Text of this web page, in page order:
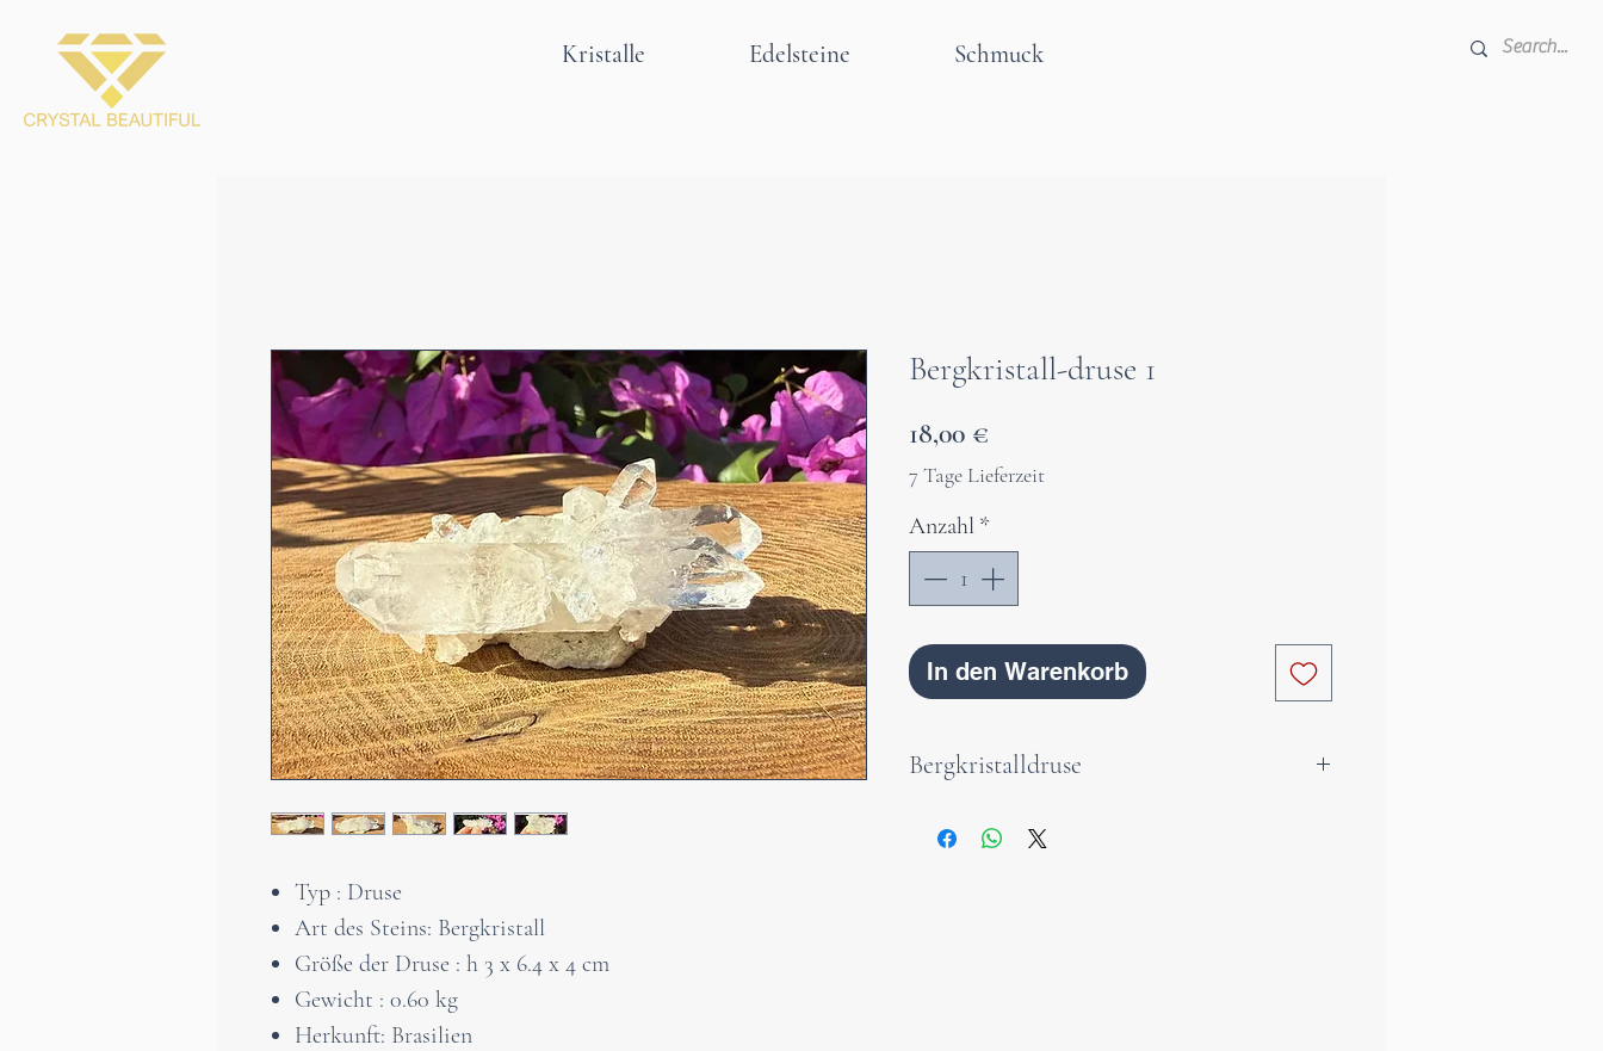
Kristalle Edelsteine Schmuck
Typ : Druse
Art des Steins: Bergkristall
Größe der Druse : h 3 x 6.4 x 4 cm
Gewicht : 0.60 kg
Herkunft: Brasilien
Bergkristall-druse 1
18,00 €
7 Tage Lieferzeit
Anzahl *
In den Warenkorb
Bergkristalldruse
Lichtheiligtum der Natur.